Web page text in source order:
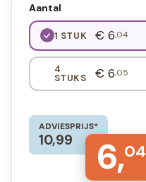
Aantal
1 STUK € 6,04
4
STUKS € 6,05
ADVIESPRIJS*
10,99 6,04